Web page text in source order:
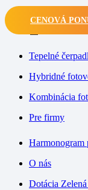
CENOVÁ
Tepelné
Hybridné
Kombinácia
Pre firmy
Harmonogram
O nás
Dotácia